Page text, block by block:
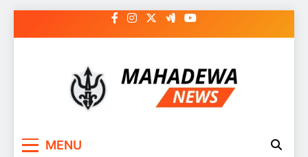
to
MAHADEWA NEWS
MENU